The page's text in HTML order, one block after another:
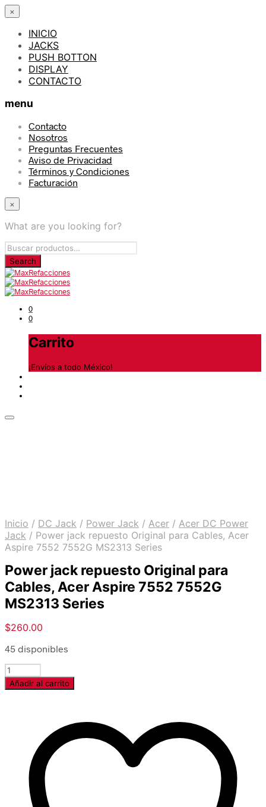
×
INICIO
JACKS
PUSH BOTTON
DISPLAY
CONTACTO
menu
Contacto
Nosotros
Preguntas Frecuentes
Aviso de Privacidad
Términos y Condiciones
Facturación
×
What are you looking for?
0
0
Carrito
¡Envíos a todo México!
Inicio / DC Jack / Power Jack / Acer / Acer DC Power
Jack / Power jack repuesto Original para Cables, Acer
Aspire 7552 7552G MS2313 Series
Power jack repuesto Original para
Cables, Acer Aspire 7552 7552G
MS2313 Series
$260.00
45 disponibles
Cantidad
Añadir al carrito